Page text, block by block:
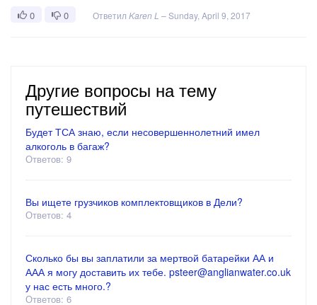
0 0 Ответил Karen L –Sunday, April 9, 2017
Другие вопросы на тему
путешествий
Будет ТСА знаю, если несовершеннолетний имел
алкоголь в багаж?
Ответов: 9
Вы ищете грузчиков комплектовщиков в Дели?
Ответов: 4
Сколько бы вы заплатили за мертвой батарейки АА и
ААА я могу доставить их тебе. psteer@anglianwater.co.uk
у нас есть много.?
Ответов: 6